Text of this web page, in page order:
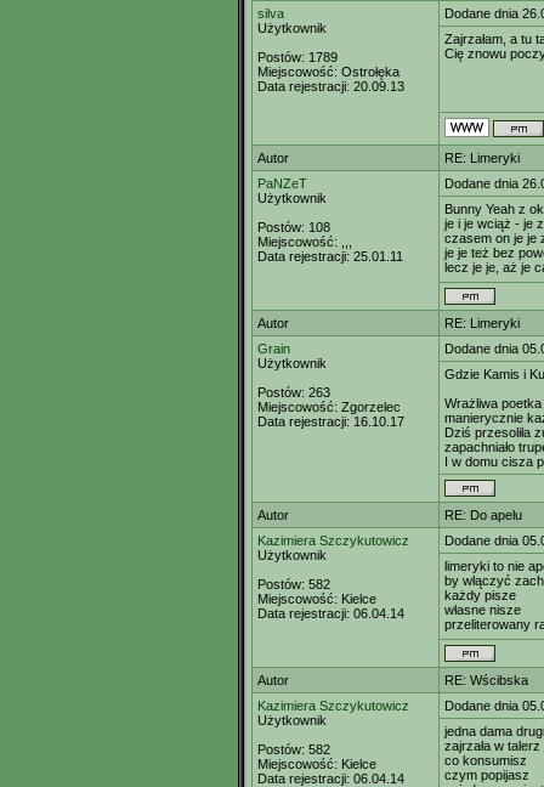
silva
Użytkownik
Postów: 1789
Miejscowość: Ostrołęka
Data rejestracji: 20.09.13
Dodane dnia
Zajrzałam, a tu
Cię znowu
Autor
RE: Limeryki
PaNZeT
Użytkownik
Postów: 108
Miejscowość:
Data rejestracji: 25.01.11
Dodane dnia
Bunny Yeah z
je i je wciąż - je
czasem on je je
je je też bez
lecz je je, aż je
Autor
RE: Limeryki
Grain
Użytkownik
Postów: 263
Miejscowość: Zgorzelec
Data rejestracji: 16.10.17
Dodane dnia
Gdzie Kamis i
Wrażliwa
manierycznie
Dziś przesoliła
zapachniało
I w domu cisza
Autor
RE: Do apelu
Kazimiera Szczykutowicz
Użytkownik
Postów: 582
Miejscowość: Kielce
Data rejestracji: 06.04.14
Dodane dnia
limeryki to nie
by włączyć
każdy pisze
własne nisze
przeliterowany
Autor
RE: Wścibska
Kazimiera Szczykutowicz
Użytkownik
Postów: 582
Miejscowość: Kielce
Data rejestracji: 06.04.14
Dodane dnia
jedna dama
zajrzała w
co konsumisz
czym popijasz